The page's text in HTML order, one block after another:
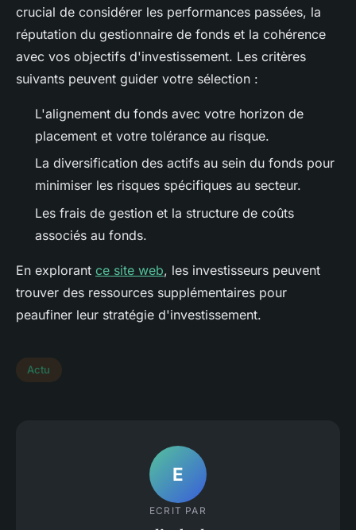
crucial de considérer les performances passées, la
réputation du gestionnaire de fonds et la cohérence
avec vos objectifs d'investissement. Les critères
suivants peuvent guider votre sélection :
L'alignement du fonds avec votre horizon de
placement et votre tolérance au risque.
La diversification des actifs au sein du fonds pour
minimiser les risques spécifiques au secteur.
Les frais de gestion et la structure de coûts
associés au fonds.
En explorant ce site web, les investisseurs peuvent
trouver des ressources supplémentaires pour
peaufiner leur stratégie d'investissement.
Actu
E
ECRIT PAR